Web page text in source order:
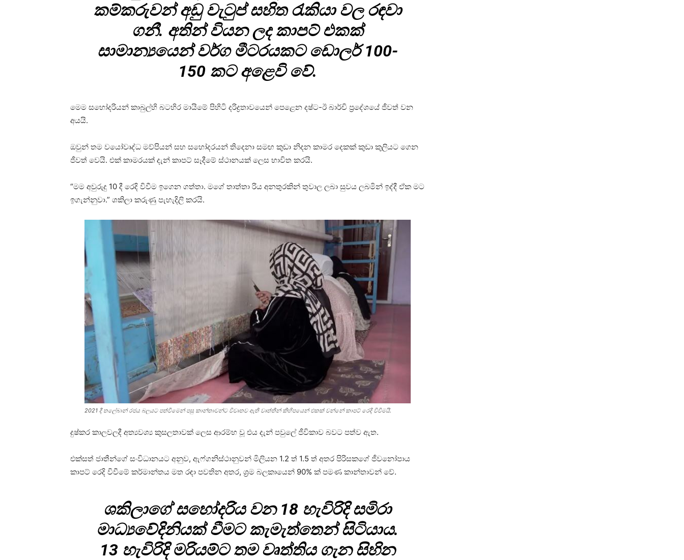
කම්කරුවන් අඩු වැටුප් සහිත රැකියා වල රඳවා
ගනී. අතින් වියන ලද කාපට් එකක්
සාමාන්‍යයෙන් වර්ග මීටරයකට ඩොලර් 100-
150 කට අළෙවි වේ.
මෙම සහෝදරියන් කාබුල්හි බටහිර මායිමේ පිහිටි දරිද්‍රතාවයෙන් පෙළෙන දෂ්ට-ඊ බාර්චි ප්‍රදේශයේ ජීවත් වන
අයයි.
ඔවුන් තම වයෝවෘද්ධ මව්පියන් සහ සහෝදරයන් තිදෙනා සමඟ කුඩා නිදන කාමර දෙකක් කුඩා කුලියට ගෙන
ජීවත් වෙයි. එක් කාමරයක් දැන් කාපට් සෑදීමේ ස්ථානයක් ලෙස භාවිත කරයි.
“මම අවුරුදු 10 දී රෙදි විවීම ඉගෙන ගත්තා. මගේ තාත්තා රිය අනතුරකින් තුවාල ලබා සුවය ලබමින් ඉද්දී ඒක මට
ඉගැන්නුවා.” ශකිලා කරුණු පැහැදිලි කරයි.
2021 දී තලේබාන් රජය බලයට පත්වීමෙන් පසු කාන්තාවන්ට විවෘතව ඇති වෘත්තීන් කිහිපයෙන් එකක් වන්නේ කාපට් රෙදි විවීමයි.
දුෂ්කර කාලවලදී අත්‍යවශ්‍ය කුසලතාවක් ලෙස ආරම්භ වූ එය දැන් පවුලේ ජීවිකාව බවට පත්ව ඇත.
එක්සත් ජාතීන්ගේ සංවිධානයට අනුව, ඇෆ්ගනිස්ථානුවන් මිලියන 1.2 ත් 1.5 ත් අතර පිරිසකගේ ජීවනෝපාය
කාපට් රෙදි විවීමේ කර්මාන්තය මත රඳා පවතින අතර, ශ්‍රම බලකායෙන් 90% ක් පමණ කාන්තාවන් වේ.
ශකිලාගේ සහෝදරිය වන 18 හැවිරිදි සමිරා
මාධ්‍යවේදිනියක් වීමට කැමැත්තෙන් සිටියාය.
13 හැවිරිදි මරියම්ට තම වෘත්තිය ගැන සිහින